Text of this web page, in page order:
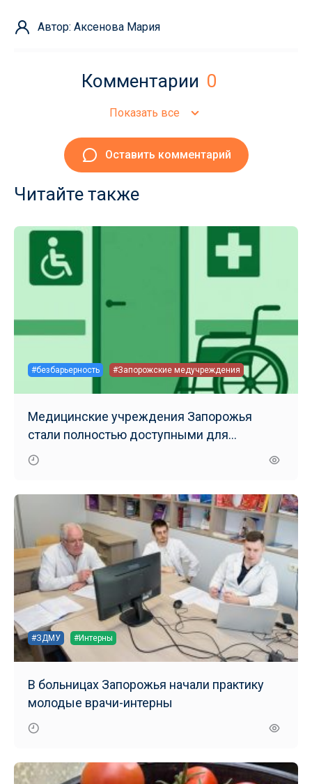
Автор: Аксенова Мария
Комментарии 0
Показать все
Оставить комментарий
Читайте также
#безбарьерность #Запорожские медучреждения
Медицинские учреждения Запорожья
стали полностью доступными для
маломобильных групп населения
#ЗДМУ #Интерны
В больницах Запорожья начали практику
молодые врачи-интерны